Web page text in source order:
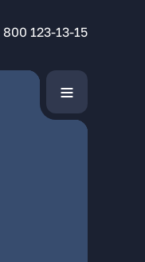
800 123-13-15